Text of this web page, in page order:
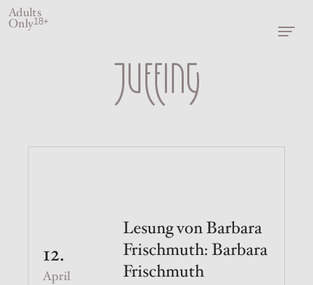
Adults
Only18+
12.
April
Lesung von Barbara
Frischmuth: Barbara
Frischmuth